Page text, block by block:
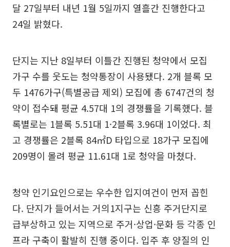
달 27일부터 내년 1월 5일까지 열흘간 진행한다고
24일 밝혔다.
단지는 지난 8일부터 이틀간 진행된 청약에서 모집
가구 수를 웃도는 청약통장이 사용됐다. 2개 블록 모
두 1476가구(특별공급 제외) 모집에 총 6747건의 청
약이 접수돼 평균 4.57대 1의 경쟁률을 기록했다. 블
록별로는 1블록 5.51대 1·2블록 3.96대 1이었다. 최
고 경쟁률은 2블록 84㎡D 타입으로 18가구 모집에
209명이 몰려 평균 11.61대 1로 청약을 마쳤다.
청약 인기요인으로는 우수한 입지여건이 먼저 꼽힌
다. 단지가 들어서는 거의1지구는 신흥 주거단지로
급부상하고 있는 지역으로 주거·상업·문화 등 각종 인
프라 구축이 활발히 진행 중이다. 입주 후 양질의 인